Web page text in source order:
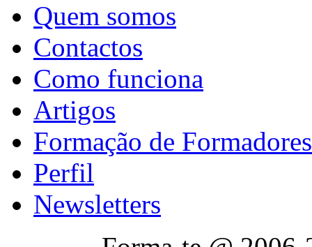
Quem somos
Contactos
Como funciona
Artigos
Formação de Formadores
Perfil
Newsletters